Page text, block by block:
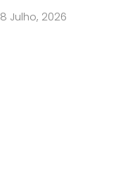
8 Julho, 2026